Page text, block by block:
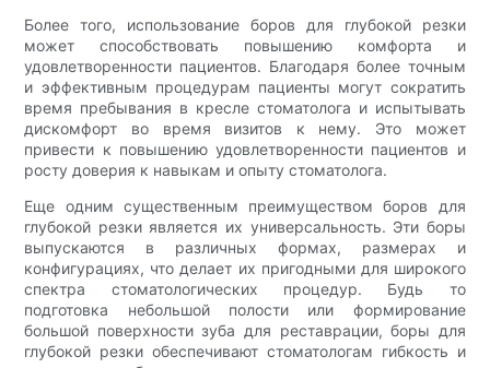
Более того, использование боров для глубокой резки
может способствовать повышению комфорта и
удовлетворенности пациентов. Благодаря более точным
и эффективным процедурам пациенты могут сократить
время пребывания в кресле стоматолога и испытывать
дискомфорт во время визитов к нему. Это может
привести к повышению удовлетворенности пациентов и
росту доверия к навыкам и опыту стоматолога.
Еще одним существенным преимуществом боров для
глубокой резки является их универсальность. Эти боры
выпускаются в различных формах, размерах и
конфигурациях, что делает их пригодными для широкого
спектра стоматологических процедур. Будь то
подготовка небольшой полости или формирование
большой поверхности зуба для реставрации, боры для
глубокой резки обеспечивают стоматологам гибкость и